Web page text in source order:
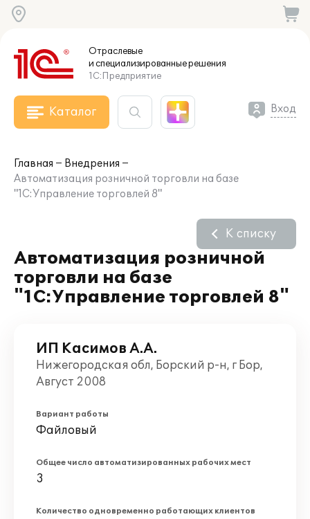
Отраслевые
и специализированныерешения
1С:Предприятие
Каталог Вход
Главная
Внедрения
Автоматизация розничной торговли на базе
"1С:Управление торговлей 8"
Автоматизация розничной
торговли на базе
"1С:Управление торговлей 8"
К списку
ИП Касимов А.А.
Нижегородская обл, Борский р-н, г Бор,
Август 2008
Вариант работы
Файловый
Общее число автоматизированных рабочих мест
3
Количество одновременно работающих клиентов